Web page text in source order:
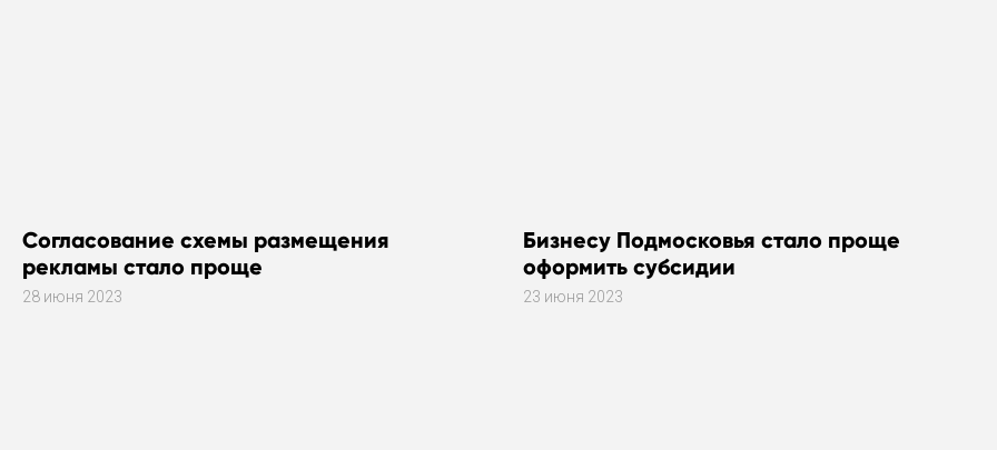
Согласование схемы размещения
рекламы стало проще
28 июня 2023
Бизнесу Подмосковья стало проще
оформить субсидии
23 июня 2023